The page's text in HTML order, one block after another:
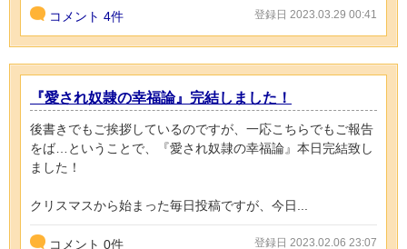
コメント 4件 登録日 2023.03.29 00:41
『愛され奴隷の幸福論』完結しました！
後書きでもご挨拶しているのですが、一応こちらでもご報告
をば…ということで、『愛され奴隷の幸福論』本日完結致し
ました！
クリスマスから始まった毎日投稿ですが、今日...
コメント 0件 登録日 2023.02.06 23:07